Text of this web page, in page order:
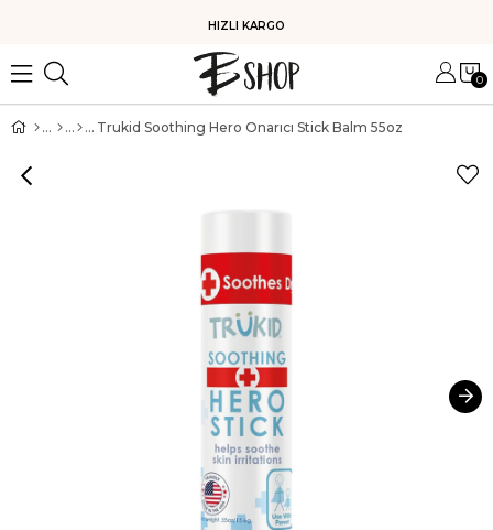
HIZLI KARGO
0
Trukid Soothing Hero Onarıcı Stick Balm 55oz